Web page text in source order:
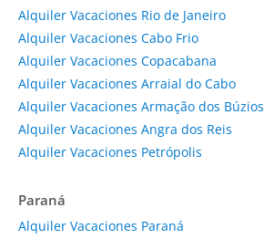
Alquiler Vacaciones Rio de Janeiro
Alquiler Vacaciones Cabo Frio
Alquiler Vacaciones Copacabana
Alquiler Vacaciones Arraial do Cabo
Alquiler Vacaciones Armação dos Búzios
Alquiler Vacaciones Angra dos Reis
Alquiler Vacaciones Petrópolis
Paraná
Alquiler Vacaciones Paraná